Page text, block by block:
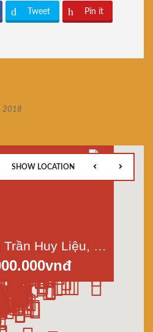
Tweet Pin it
2018
Nhà hẻm 42, Trần Huy Liệu, phường 12, Phú Nhuận, Diện tích 81m2
SHOW LOCATION